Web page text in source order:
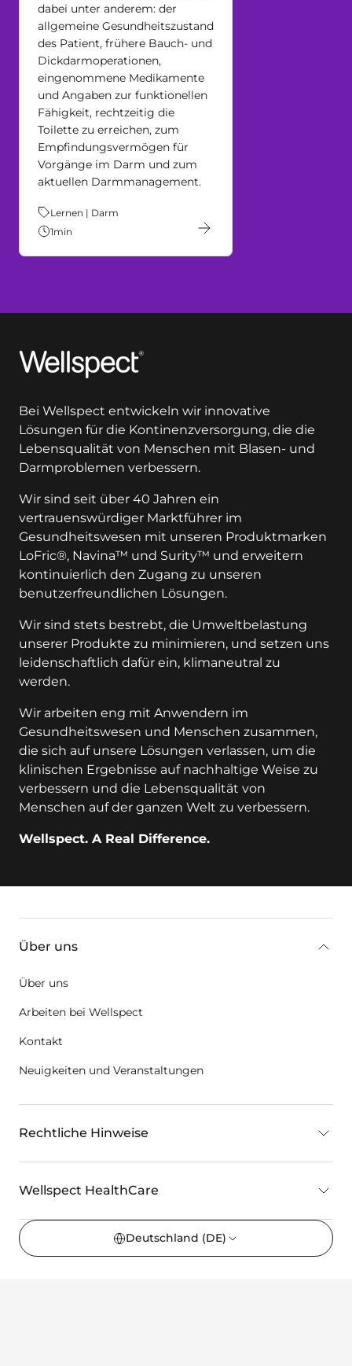
dabei unter anderem: der
allgemeine Gesundheitszustand
des Patient, frühere Bauch- und
Dickdarmoperationen,
eingenommene Medikamente
und Angaben zur funktionellen
Fähigkeit, rechtzeitig die
Toilette zu erreichen, zum
Empfindungsvermögen für
Vorgänge im Darm und zum
aktuellen Darmmanagement.
Thema:
Lernen | Darm
1min
Wellspect
Bei Wellspect entwickeln wir innovative
Lösungen für die Kontinenzversorgung, die die
Lebensqualität von Menschen mit Blasen- und
Darmproblemen verbessern.
Wir sind seit über 40 Jahren ein
vertrauenswürdiger Marktführer im
Gesundheitswesen mit unseren Produktmarken
LoFric®, Navina™ und Surity™ und erweitern
kontinuierlich den Zugang zu unseren
benutzerfreundlichen Lösungen.
Wir sind stets bestrebt, die Umweltbelastung
unserer Produkte zu minimieren, und setzen uns
leidenschaftlich dafür ein, klimaneutral zu
werden.
Wir arbeiten eng mit Anwendern im
Gesundheitswesen und Menschen zusammen,
die sich auf unsere Lösungen verlassen, um die
klinischen Ergebnisse auf nachhaltige Weise zu
verbessern und die Lebensqualität von
Menschen auf der ganzen Welt zu verbessern.
Wellspect. A Real Difference.
Über uns
Über uns
Arbeiten bei Wellspect
Kontakt
Neuigkeiten und Veranstaltungen
Rechtliche Hinweise
Wellspect HealthCare
Deutschland (DE)